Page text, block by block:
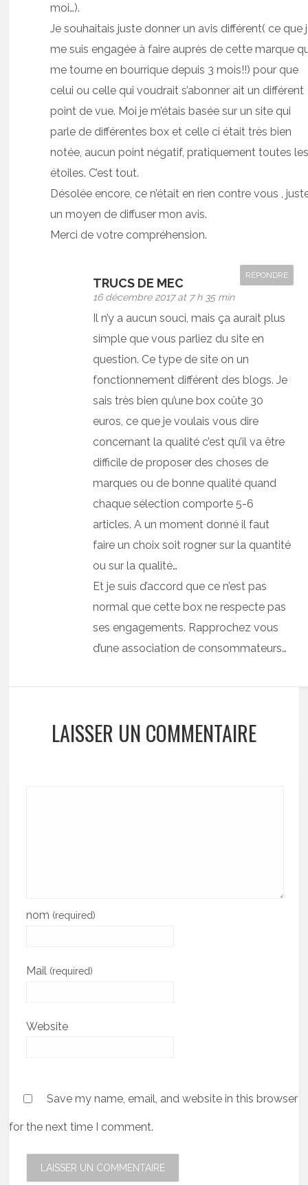
moi…).
Je souhaitais juste donner un avis différent( ce que
me suis engagée à faire auprès de cette marque
me tourne en bourrique depuis 3 mois!!) pour que
celui ou celle qui voudrait s’abonner ait un différent
point de vue. Moi je m’étais basée sur un site qui
parle de différentes box et celle ci était très bien
notée, aucun point négatif, pratiquement toutes
étoiles. C’est tout.
Désolée encore, ce n’était en rien contre vous ,
un moyen de diffuser mon avis.
Merci de votre compréhension.
TRUCS DE MEC
16 décembre 2017 at 7 h 35 min
RÉPONDRE
Il n’y a aucun souci, mais ça aurait plus
simple que vous parliez du site en
question. Ce type de site on un
fonctionnement différent des blogs. Je
sais très bien qu’une box coûte 30
euros, ce que je voulais vous dire
concernant la qualité c’est qu’il va être
difficile de proposer des choses de
marques ou de bonne qualité quand
chaque sélection comporte 5-6
articles. A un moment donné il faut
faire un choix soit rogner sur la quantité
ou sur la qualité…
Et je suis d’accord que ce n’est pas
normal que cette box ne respecte pas
ses engagements. Rapprochez vous
d’une association de consommateurs…
LAISSER UN COMMENTAIRE
nom (required)
Mail (required)
Website
Save my name, email, and website in this browser
for the next time I comment.